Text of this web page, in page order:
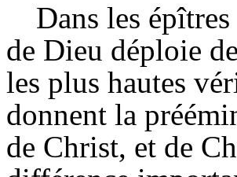
Dans les
de Dieu déploie
les plus hautes
donnent la
de Christ, et de